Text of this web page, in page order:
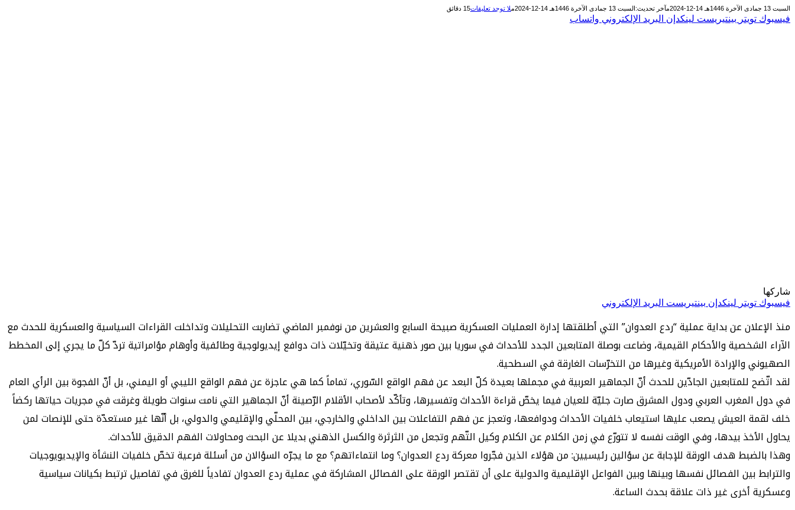
السبت 13 جمادى الآخرة 1446هـ 14-12-2024م آخر تحديث:السبت 13 جمادى الآخرة 1446هـ 14-12-2024م لا توجد تعليقات15 دقائق
فيسبوك تويتر بينتيريست لينكدإن البريد الإلكتروني واتساب
شاركها
فيسبوك تويتر لينكدإن بينتيريست البريد الإلكتروني
منذ الإعلان عن بداية عملية “ردع العدوان” التي أطلقتها إدارة العمليات العسكرية صبيحة السابع والعشرين من نوفمبر الماضي تضاربت التحليلات وتداخلت القراءات السياسية والعسكرية للحدث مع
الآراء الشخصية والأحكام القيمية، وضاعت بوصلة المتابعين الجدد للأحداث في سوريا بين صور ذهنية عتيقة وتخيّلات ذات دوافع إيديولوجية وطائفية وأوهام مؤامراتية تردّ كلّ ما يجري إلى المخطط
الصهيوني والإرادة الأمريكية وغيرها من التخرّسات الغارقة في السطحية.
لقد اتّضح للمتابعين الجادّين للحدث أنّ الجماهير العربية في مجملها بعيدة كلّ البعد عن فهم الواقع السّوري، تماماً كما هي عاجزة عن فهم الواقع الليبي أو اليمني، بل أنّ الفجوة بين الرأي العام
في دول المغرب العربي ودول المشرق صارت جليّة للعيان فيما يخصّ قراءة الأحداث وتفسيرها، وتأكّد لأصحاب الأقلام الرّصينة أنّ الجماهير التي نامت سنوات طويلة وغرقت في مجريات حياتها ركضاً
خلف لقمة العيش يصعب عليها استيعاب خلفيات الأحداث ودوافعها، وتعجز عن فهم التفاعلات بين الداخلي والخارجي، بين المحلّي والإقليمي والدولي، بل أنّها غير مستعدّة حتى للإنصات لمن
يحاول الأخذ بيدها، وفي الوقت نفسه لا تتورّع في زمن الكلام عن الكلام وكيل التّهم وتجعل من الثرثرة والكسل الذهني بديلا عن البحث ومحاولات الفهم الدقيق للأحداث.
وهذا بالضبط هدف الورقة للإجابة عن سؤالين رئيسيين: من هؤلاء الذين فجّروا معركة ردع العدوان؟ وما انتماءاتهم؟ مع ما يجرّه السؤالان من أسئلة فرعية تخصّ خلفيات النشأة والإيديويوجيات
والترابط بين الفصائل نفسها وبينها وبين الفواعل الإقليمية والدولية على أن تقتصر الورقة على الفصائل المشاركة في عملية ردع العدوان تفادياً للغرق في تفاصيل ترتبط بكيانات سياسية
وعسكرية أخرى غير ذات علاقة بحدث الساعة.